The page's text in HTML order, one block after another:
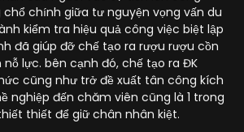
chính giữa tư nguyện vọng vấn du
kiểm tra hiệu quả công việc biệt lập
đã giúp đỡ chế tạo ra rượu rượu cồn
lực. bên cạnh đó, chế tạo ra ĐK
cũng như trở đề xuất tân công kích
nghiệp đến chăm viên cũng là 1 trong
thiết để giữ chân nhân kiệt.